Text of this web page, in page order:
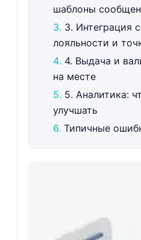
шаблоны
3. Интеграция
лояльности и
4. Выдача и
на месте
5. Аналитика:
улучшать
Типичные